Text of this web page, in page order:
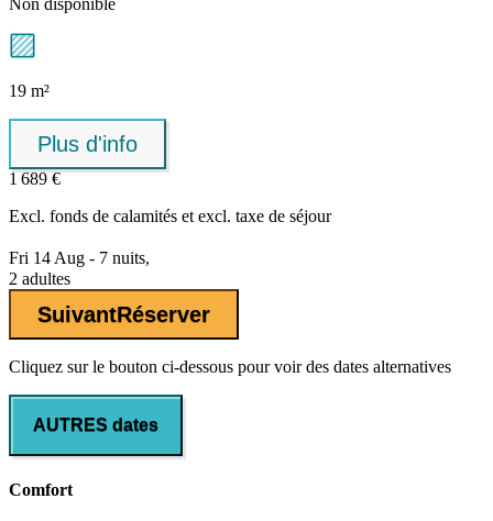
Non disponible
19 m²
Plus d'info
1 689 €
Excl. fonds de calamités et excl. taxe de séjour
Fri 14 Aug - 7 nuits,
2 adultes
SuivantRéserver
Cliquez sur le bouton ci-dessous pour voir des dates alternatives
AUTRES dates
Comfort